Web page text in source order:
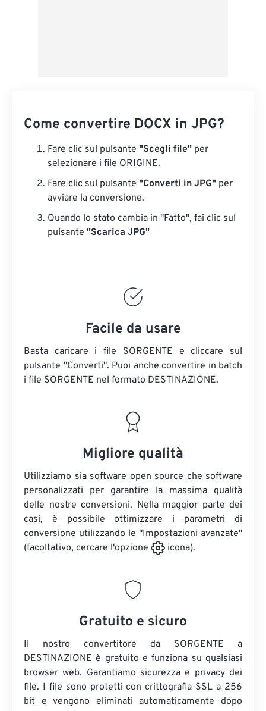
Come convertire DOCX in JPG?
Fare clic sul pulsante "Scegli file" per
selezionare i file ORIGINE.
Fare clic sul pulsante "Converti in JPG" per
avviare la conversione.
Quando lo stato cambia in "Fatto", fai clic sul
pulsante "Scarica JPG"
Facile da usare
Basta caricare i file SORGENTE e cliccare sul
pulsante "Converti". Puoi anche convertire in batch
i file SORGENTE nel formato DESTINAZIONE.
Migliore qualità
Utilizziamo sia software open source che software
personalizzati per garantire la massima qualità
delle nostre conversioni. Nella maggior parte dei
casi, è possibile ottimizzare i parametri di
conversione utilizzando le "Impostazioni avanzate"
(facoltativo, cercare l'opzione
icona).
Gratuito e sicuro
Il nostro convertitore da SORGENTE a
DESTINAZIONE è gratuito e funziona su qualsiasi
browser web. Garantiamo sicurezza e privacy dei
file. I file sono protetti con crittografia SSL a 256
bit e vengono eliminati automaticamente dopo